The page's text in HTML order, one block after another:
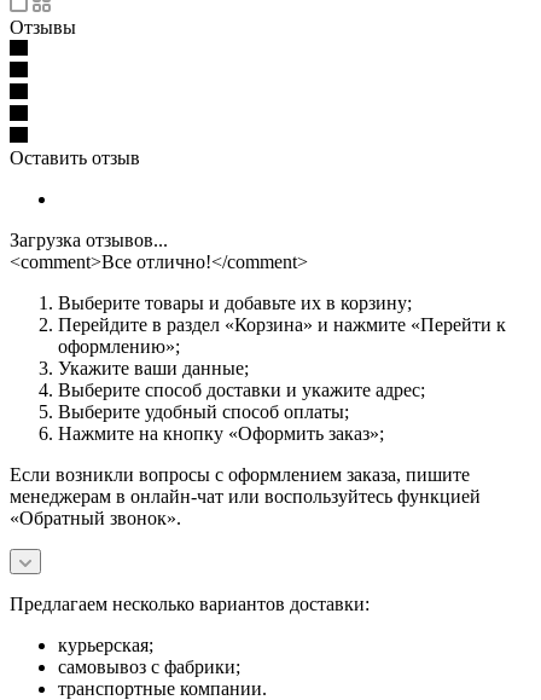
Отзывы
Оставить отзыв
Загрузка отзывов...
<comment>Все отлично!</comment>
Выберите товары и добавьте их в корзину;
Перейдите в раздел «Корзина» и нажмите «Перейти к
оформлению»;
Укажите ваши данные;
Выберите способ доставки и укажите адрес;
Выберите удобный способ оплаты;
Нажмите на кнопку «Оформить заказ»;
Если возникли вопросы с оформлением заказа, пишите
менеджерам в онлайн-чат или воспользуйтесь функцией
«Обратный звонок».
Предлагаем несколько вариантов доставки:
курьерская;
самовывоз с фабрики;
транспортные компании.